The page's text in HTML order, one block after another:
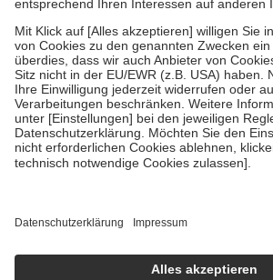
stärken und die besondere Stellung der
fallenkeine Zuzahlungenan bei:
• Kindern und Jugendlichen bis zum
mit Ausnahme der Fahrkosten
• Untersuchungen zur Vorsorge und
GKV getragen werden
• empfohlenen Schutzimpfungen
• Harn- und Blutteststreifen
getroffen, um sicherzustellen, dass es sich um
https://help.etrusted.com/hc/de/articles/